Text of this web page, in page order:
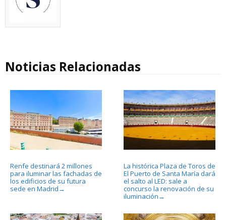
Noticias Relacionadas
Renfe destinará 2 millones
para iluminar las fachadas de
los edificios de su futura
sede en Madrid →
La histórica Plaza de Toros de
El Puerto de Santa María dará
el salto al LED: sale a
concurso la renovación de su
iluminación →